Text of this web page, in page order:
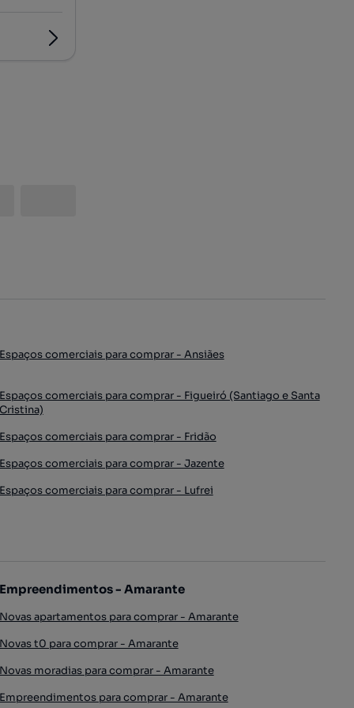
Espaços comerciais para comprar - Ansiães
Espaços comerciais para comprar - Figueiró (Santiago e Santa
Cristina)
Espaços comerciais para comprar - Fridão
Espaços comerciais para comprar - Jazente
Espaços comerciais para comprar - Lufrei
Empreendimentos - Amarante
Novas apartamentos para comprar - Amarante
Novas t0 para comprar - Amarante
Novas moradias para comprar - Amarante
Empreendimentos para comprar - Amarante